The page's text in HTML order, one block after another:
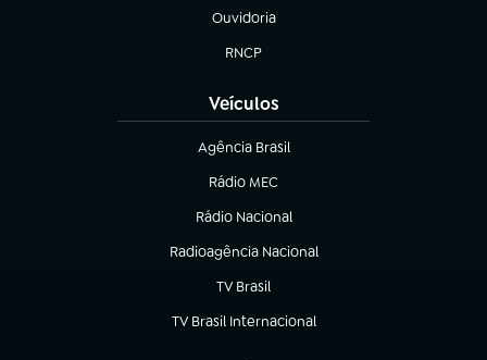
Ouvidoria
(abre em nova aba)
RNCP
(abre em nova aba)
Veículos
Agência Brasil
(abre em nova aba)
Rádio MEC
Rádio Nacional
(abre em nova aba)
Radioagência Nacional
(abre em nova aba)
TV Brasil
(abre em nova aba)
TV Brasil Internacional
(abre em nova aba)